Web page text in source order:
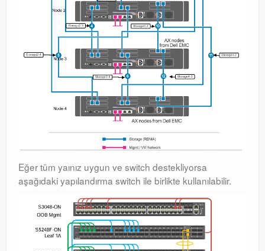
Eğer tüm yaınız uygun ve switch destekliyorsa
aşağıdaki yapılandırma switch ile birlikte kullanılabilir.